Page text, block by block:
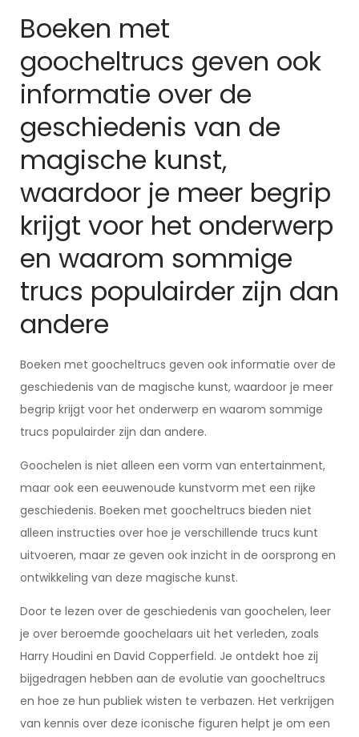
Boeken met
goocheltrucs geven ook
informatie over de
geschiedenis van de
magische kunst,
waardoor je meer begrip
krijgt voor het onderwerp
en waarom sommige
trucs populairder zijn dan
andere
Boeken met goocheltrucs geven ook informatie over de
geschiedenis van de magische kunst, waardoor je meer
begrip krijgt voor het onderwerp en waarom sommige
trucs populairder zijn dan andere.
Goochelen is niet alleen een vorm van entertainment,
maar ook een eeuwenoude kunstvorm met een rijke
geschiedenis. Boeken met goocheltrucs bieden niet
alleen instructies over hoe je verschillende trucs kunt
uitvoeren, maar ze geven ook inzicht in de oorsprong en
ontwikkeling van deze magische kunst.
Door te lezen over de geschiedenis van goochelen, leer
je over beroemde goochelaars uit het verleden, zoals
Harry Houdini en David Copperfield. Je ontdekt hoe zij
bijgedragen hebben aan de evolutie van goocheltrucs
en hoe ze hun publiek wisten te verbazen. Het verkrijgen
van kennis over deze iconische figuren helpt je om een